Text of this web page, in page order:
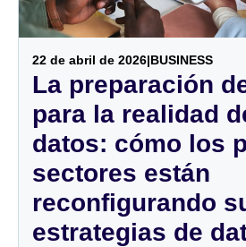
Seguros
Telecomunicaciones
Tecnología
Sector público
22 de abril de 2026|BUSINESS
La preparación
para la realidad
datos: cómo los
sectores están
reconfigurando
estrategias de